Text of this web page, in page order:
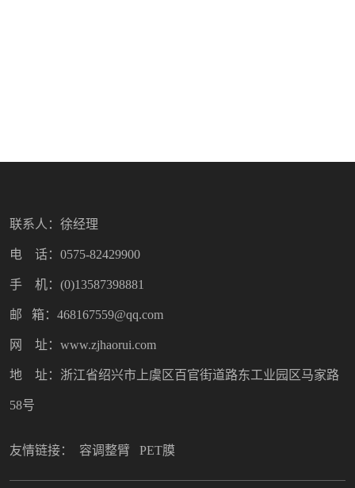
联系人：徐经理
电 话：0575-82429900
手 机：(0)13587398881
邮 箱：468167559@qq.com
网 址：www.zjhaorui.com
地 址：浙江省绍兴市上虞区百官街道路东工业园区马家路
58号
友情链接： 容调整臂 PET膜